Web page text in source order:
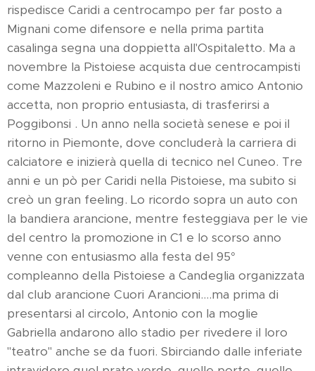
rispedisce Caridi a centrocampo per far posto a
Mignani come difensore e nella prima partita
casalinga segna una doppietta all'Ospitaletto. Ma a
novembre la Pistoiese acquista due centrocampisti
come Mazzoleni e Rubino e il nostro amico Antonio
accetta, non proprio entusiasta, di trasferirsi a
Poggibonsi . Un anno nella società senese e poi il
ritorno in Piemonte, dove concluderà la carriera di
calciatore e inizierà quella di tecnico nel Cuneo. Tre
anni e un pò per Caridi nella Pistoiese, ma subito si
creò un gran feeling. Lo ricordo sopra un auto con
la bandiera arancione, mentre festeggiava per le vie
del centro la promozione in C1 e lo scorso anno
venne con entusiasmo alla festa del 95°
compleanno della Pistoiese a Candeglia organizzata
dal club arancione Cuori Arancioni....ma prima di
presentarsi al circolo, Antonio con la moglie
Gabriella andarono allo stadio per rivedere il loro
"teatro" anche se da fuori. Sbirciando dalle inferiate